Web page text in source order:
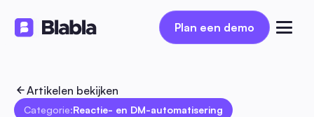
Plan een demo
Plan een demo
Artikelen bekijken
Categorie:Reactie- en DM-automatisering